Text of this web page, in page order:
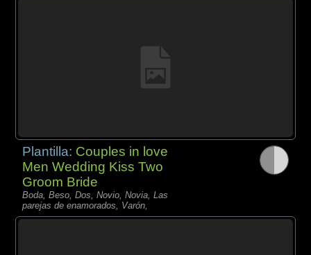
Plantilla: Couples in love
Men Wedding Kiss Two
Groom Bride
Boda, Beso, Dos, Novio, Novia, Las
parejas de enamorados, Varón,